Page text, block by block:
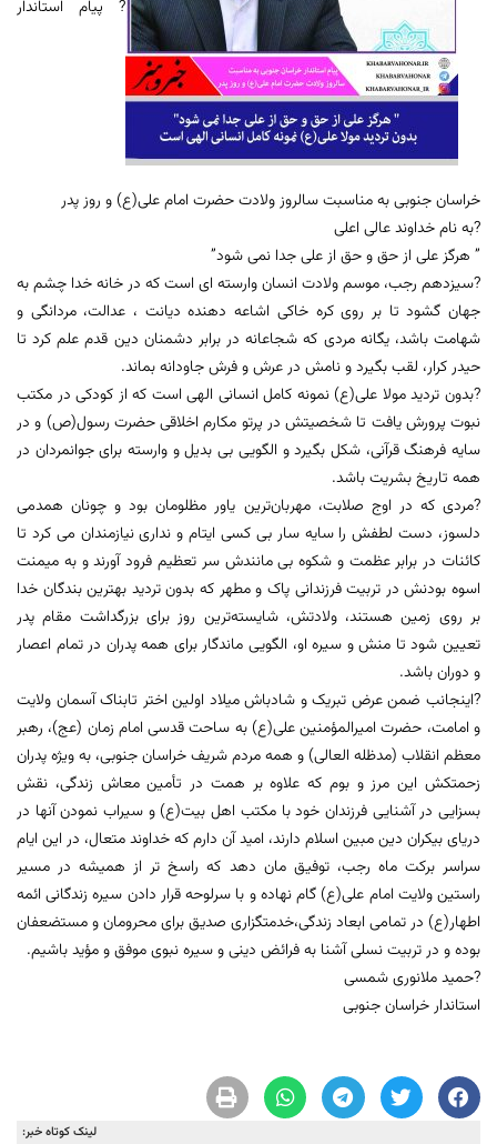
? پیام استاندار
خراسان جنوبی به مناسبت سالروز ولادت حضرت امام علی(ع) و روز پدر
?به نام خداوند عالی اعلی
” هرگز علی از حق و حق از علی جدا نمی شود”
?سیزدهم رجب، موسم ولادت انسان وارسته ای است که در خانه خدا چشم به
جهان گشود تا بر روی کره خاکی اشاعه دهنده دیانت ، عدالت، مردانگی و
شهامت باشد، یگانه مردی که شجاعانه در برابر دشمنان دین قدم علم کرد تا
حیدر کرار، لقب بگیرد و نامش در عرش و فرش جاودانه بماند.
?بدون تردید مولا علی(ع) نمونه کامل انسانی الهی است که از کودکی در مکتب
نبوت پرورش یافت تا شخصیتش در پرتو مکارم اخلاقی حضرت رسول(ص) و در
سایه فرهنگ قرآنی، شکل بگیرد و الگویی بی بدیل و وارسته برای جوانمردان در
همه تاریخ بشریت باشد.
?مردی که در اوج صلابت، مهربان‌ترین یاور مظلومان بود و چونان همدمی
دلسوز، دست لطفش را سایه سار بی کسی ایتام و نداری نیازمندان می کرد تا
کائنات در برابر عظمت و شکوه بی مانندش سر تعظیم فرود آورند و به میمنت
اسوه بودنش در تربیت فرزندانی پاک و مطهر که بدون تردید بهترین بندگان خدا
بر روی زمین هستند، ولادتش، شایسته‌ترین روز برای بزرگداشت مقام پدر
تعیین شود تا منش و سیره او، الگویی ماندگار برای همه پدران در تمام اعصار
و دوران باشد.
?اینجانب ضمن عرض تبریک و شادباش میلاد اولین اختر تابناک آسمان ولایت
و امامت، حضرت امیرالمؤمنین علی(ع) به ساحت قدسی امام زمان (عج)، رهبر
معظم انقلاب (مدظله العالی) و همه مردم شریف خراسان جنوبی، به ویژه پدران
زحمتکش این مرز و بوم که علاوه بر همت در تأمین معاش زندگی، نقش
بسزایی در آشنایی فرزندان خود با مکتب اهل بیت(ع) و سیراب نمودن آنها در
دریای بیکران دین مبین اسلام دارند، امید آن دارم که خداوند متعال، در این ایام
سراسر برکت ماه رجب، توفیق مان دهد که راسخ تر از همیشه در مسیر
راستین ولایت امام علی(ع) گام نهاده و با سرلوحه قرار دادن سیره زندگانی ائمه
اطهار(ع) در تمامی ابعاد زندگی،خدمتگزاری صدیق برای محرومان و مستضعفان
بوده و در تربیت نسلی آشنا به فرائض دینی و سیره نبوی موفق و مؤید باشیم.
?حمید ملانوری شمسی
استاندار خراسان جنوبی
لینک کوتاه خبر: